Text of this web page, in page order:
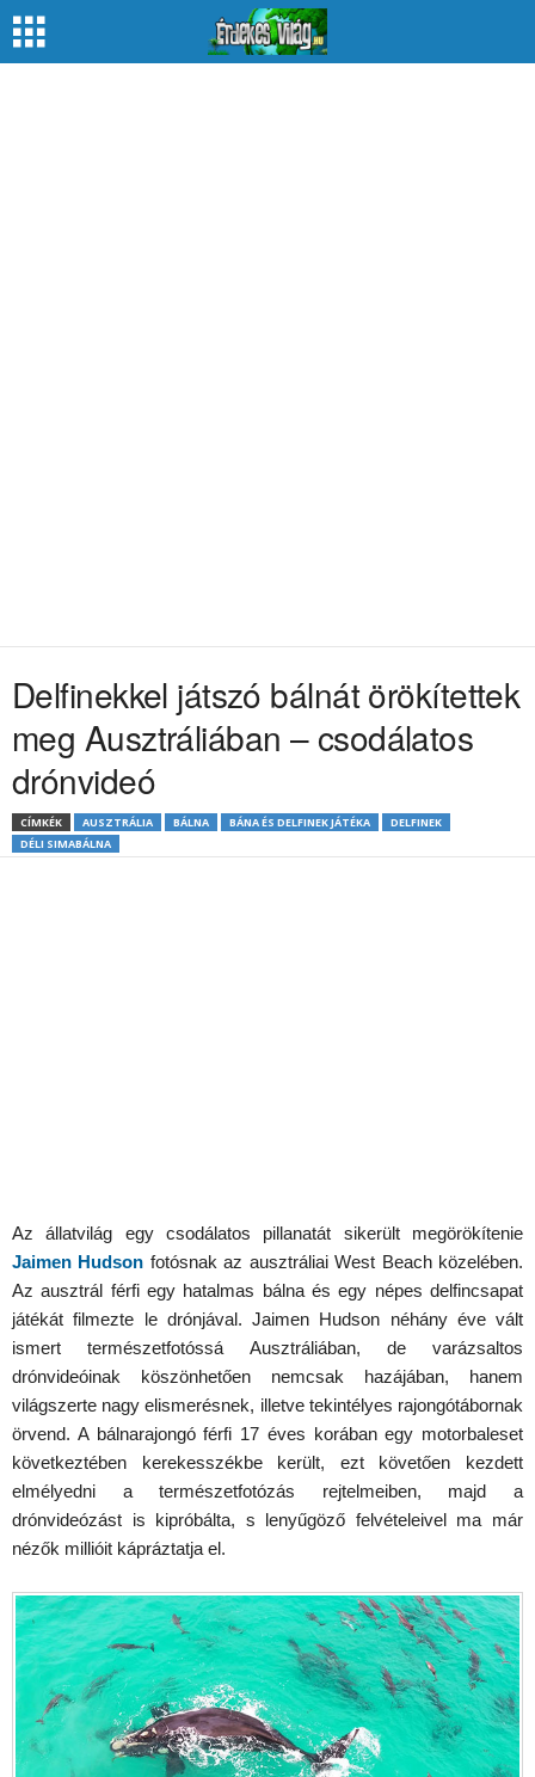
Delfinekkel játszó bálnát örökítettek
meg Ausztráliában – csodálatos
drónvideó
CÍMKÉK AUSZTRÁLIA BÁLNA BÁNA ÉS DELFINEK JÁTÉKA
DELFINEK
DÉLI SIMABÁLNA
Az állatvilág egy csodálatos pillanatát sikerült megörökítenie
Jaimen Hudson fotósnak az ausztráliai West Beach közelében.
Az ausztrál férfi egy hatalmas bálna és egy népes delfincsapat
játékát filmezte le drónjával. Jaimen Hudson néhány éve vált
ismert természetfotóssá Ausztráliában, de varázsaltos
drónvideóinak köszönhetően nemcsak hazájában, hanem
világszerte nagy elismerésnek, illetve tekintélyes rajongótábornak
örvend. A bálnarajongó férfi 17 éves korában egy motorbaleset
következtében kerekesszékbe került, ezt követően kezdett
elmélyedni a természetfotózás rejtelmeiben, majd a
drónvideózást is kipróbálta, s lenyűgöző felvételeivel ma már
nézők millióit kápráztatja el.